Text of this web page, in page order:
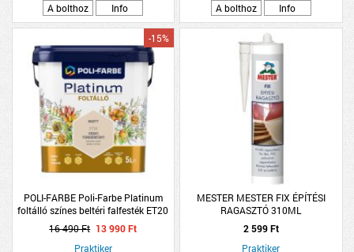
A bolthoz
Info
A bolthoz
Info
POLI-FARBE Poli-Farbe Platinum
foltálló színes beltéri falfesték ET20
Erdei tündérfürt, 5l
-15%
16 490 Ft 13 990 Ft
Praktiker
MESTER MESTER FIX ÉPÍTÉSI
RAGASZTÓ 310ML
2 599 Ft
Praktiker